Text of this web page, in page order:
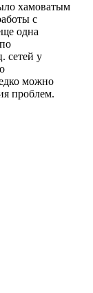
хамоватым
с
одна
сетей у
можно
проблем.